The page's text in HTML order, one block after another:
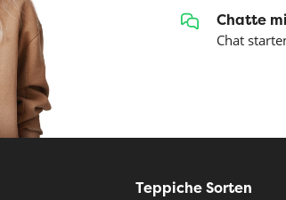
Chatte
Chat
Teppiche Sorten